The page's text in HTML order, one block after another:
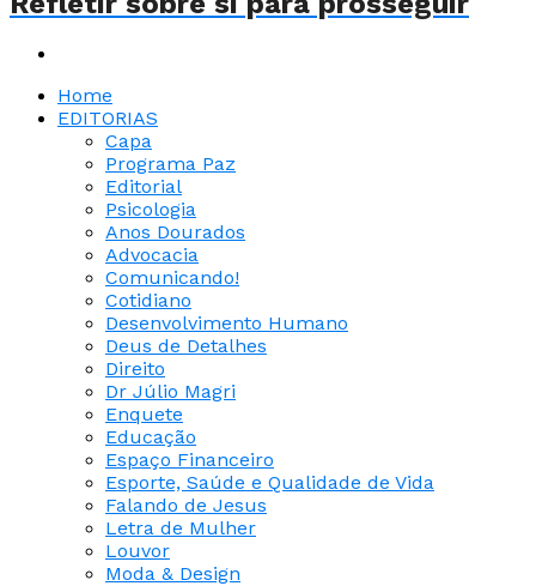
Home
EDITORIAS
Capa
Programa Paz
Editorial
Psicologia
Anos Dourados
Advocacia
Comunicando!
Cotidiano
Desenvolvimento Humano
Deus de Detalhes
Direito
Dr Júlio Magri
Enquete
Educação
Espaço Financeiro
Esporte, Saúde e Qualidade de Vida
Falando de Jesus
Letra de Mulher
Louvor
Moda & Design